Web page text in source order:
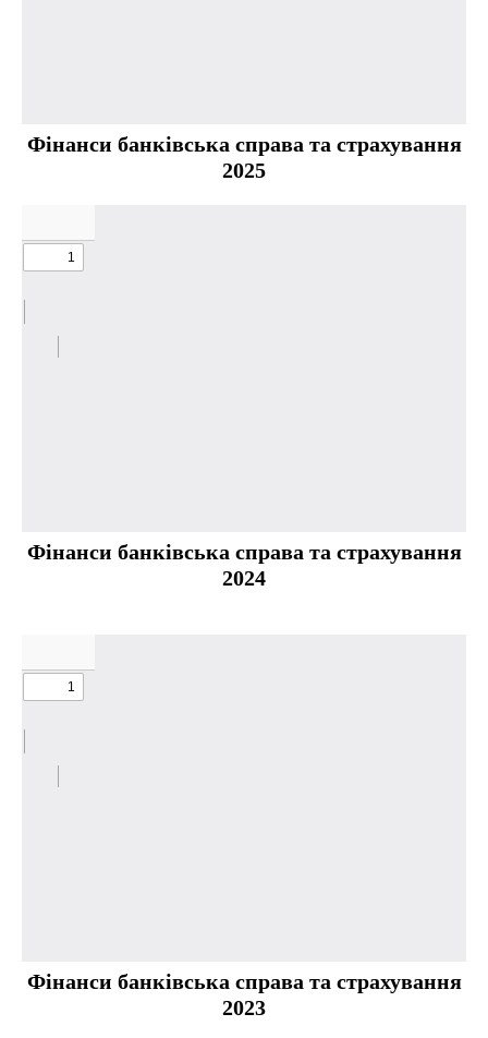
Фінанси банківська справа та страхування
2025
Фінанси банківська справа та страхування
2024
Фінанси банківська справа та страхування
2023